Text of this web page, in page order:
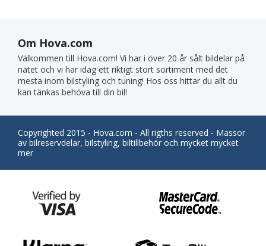
Om Hova.com
Välkommen till Hova.com! Vi har i över 20 år sålt bildelar på
nätet och vi har idag ett riktigt stort sortiment med det
mesta inom bilstyling och tuning! Hos oss hittar du allt du
kan tänkas behöva till din bil!
Copyrighted 2015 - Hova.com - All rigths reserved - Massor
av bilreservdelar, bilstyling, biltillbehör och mycket mycket
mer